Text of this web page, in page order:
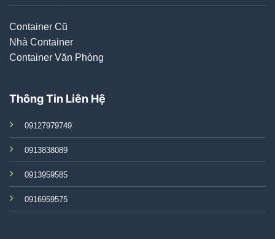
Container Cũ
Nhà Container
Container Văn Phòng
Thông Tin Liên Hệ
09127979749
0913838089
0913959585
0916959575